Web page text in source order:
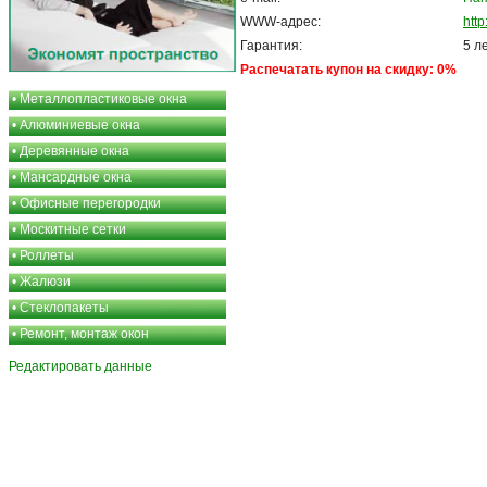
•Металлопластиковые окна
•Алюминиевые окна
•Деревянные окна
•Мансардные окна
•Офисные перегородки
•Москитные сетки
•Роллеты
•Жалюзи
•Стеклопакеты
•Ремонт, монтаж окон
WWW-адрес:
Гарантия:
Распечатать купон на скидку: 0%
5
Редактировать данные